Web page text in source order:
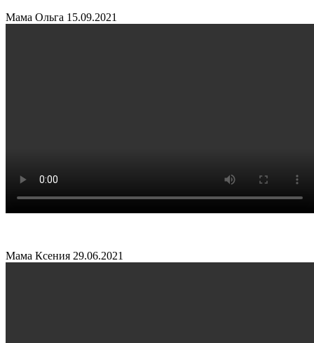
Мама Ольга 15.09.2021
Мама Ксения 29.06.2021